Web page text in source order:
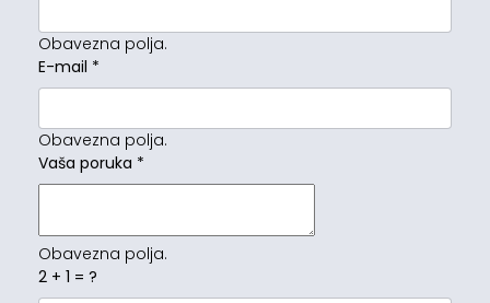
Obavezna polja.
E-mail *
Obavezna polja.
Vaša poruka *
Obavezna polja.
2 + 1 = ?